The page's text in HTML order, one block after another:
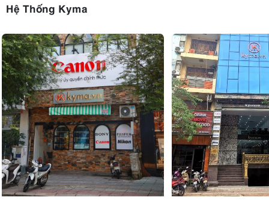
Hệ Thống Kyma